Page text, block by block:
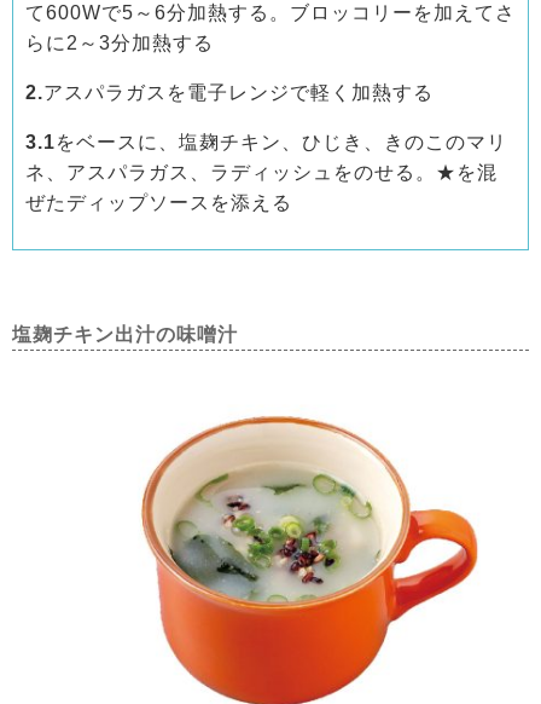
て600Wで5～6分加熱する。ブロッコリーを加えてさ
らに2～3分加熱する
2.アスパラガスを電子レンジで軽く加熱する
3.1をベースに、塩麹チキン、ひじき、きのこのマリ
ネ、アスパラガス、ラディッシュをのせる。★を混
ぜたディップソースを添える
塩麹チキン出汁の味噌汁